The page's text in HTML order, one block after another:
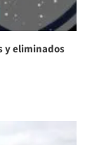
y eliminados